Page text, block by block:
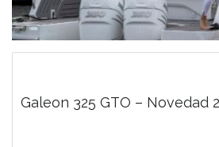
Galeon 325 GTO – Novedad